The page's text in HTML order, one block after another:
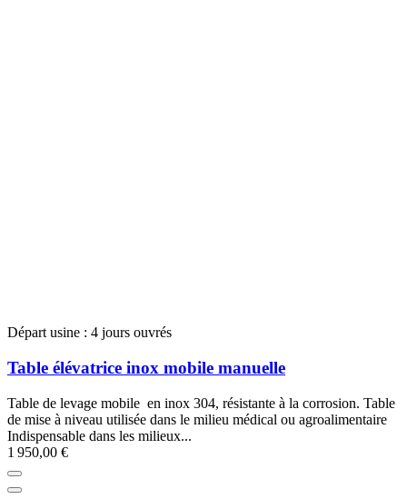
Départ usine : 4 jours ouvrés
Table élévatrice inox mobile manuelle
Table de levage mobile en inox 304, résistante à la corrosion. Table
de mise à niveau utilisée dans le milieu médical ou agroalimentaire
Indispensable dans les milieux...
1 950,00 €